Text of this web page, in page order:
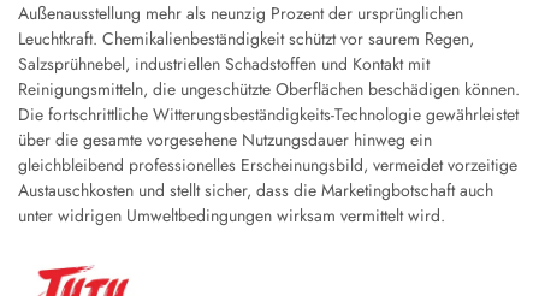
Außenausstellung mehr als neunzig Prozent der ursprünglichen
Leuchtkraft. Chemikalienbeständigkeit schützt vor saurem Regen,
Salzsprühnebel, industriellen Schadstoffen und Kontakt mit
Reinigungsmitteln, die ungeschützte Oberflächen beschädigen können.
Die fortschrittliche Witterungsbeständigkeits-Technologie gewährleistet
über die gesamte vorgesehene Nutzungsdauer hinweg ein
gleichbleibend professionelles Erscheinungsbild, vermeidet vorzeitige
Austauschkosten und stellt sicher, dass die Marketingbotschaft auch
unter widrigen Umweltbedingungen wirksam vermittelt wird.